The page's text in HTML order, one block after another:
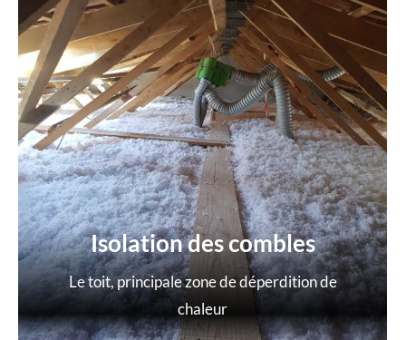
Isolation des combles
Le toit, principale zone de déperdition de
chaleur